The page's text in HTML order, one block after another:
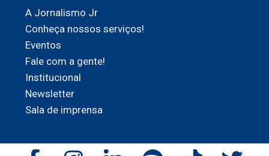
A Jornalismo Jr
Conheça nossos serviços!
Eventos
Fale com a gente!
Institucional
Newsletter
Sala de imprensa